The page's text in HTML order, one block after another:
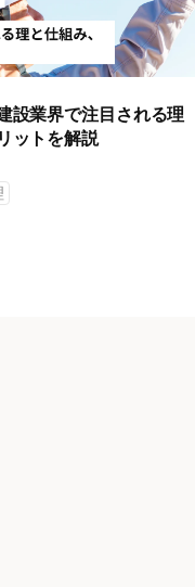
設業界で注目される理
ットを解説